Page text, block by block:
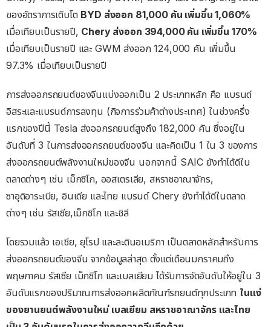
ของอัตราการเติบโต BYD ส่งออก 81,000 คัน เพิ่มขึ้น 1,060%
เมื่อเทียบเป็นรายปี, Chery ส่งออก 394,000 คัน เพิ่มขึ้น 170%
เมื่อเทียบเป็นรายปี และ GWM ส่งออก 124,000 คัน เพิ่มขึ้น
97.3% เมื่อเทียบเป็นรายปี
การส่งออกรถยนต์ของจีนแบ่งออกเป็น 2 ประเภทหลัก คือ แบรนด์
อิสระและแบรนด์การลงทุน (กิจการร่วมค้าต่างประเทศ) ในช่วงครึ่ง
แรกของปีนี้ Tesla ส่งออกรถยนต์สูงถึง 182,000 คัน ซึ่งอยู่ใน
อันดับที่ 3 ในการส่งออกรถยนต์ของจีน และคิดเป็น 1 ใน 3 ของการ
ส่งออกรถยนต์พลังงานใหม่ของจีน นอกจากนี้ SAIC ยังทำได้ดีใน
ตลาดต่างๆ เช่น เม็กซิโก, ออสเตรเลีย, สหราชอาณาจักร,
ซาอุดิอาระเบีย, อินเดีย และไทย แบรนด์ Chery ยังทำได้ดีในตลาด
ต่างๆ เช่น รัสเซีย,​เม็กซิโก และชิลี
โดยรวมแล้ว เอเชีย, ยุโรป และละตินอเมริกา เป็นตลาดหลักสำหรับการ
ส่งออกรถยนต์ของจีน จากข้อมูลล่าสุด ตั้งแต่เดือนมกราคมถึง
พฤษภาคม รัสเซีย เม็กซิโก และเบลเยียม ได้รับการจัดอันดับให้อยู่ใน 3
อันดับแรกของปริมาณการส่งออกผลิตภัณฑ์รถยนต์ทุกประเภท ในแง่
ของยานยนต์พลังงานใหม่ เบลเยียม สหราชอาณาจักร และไทย